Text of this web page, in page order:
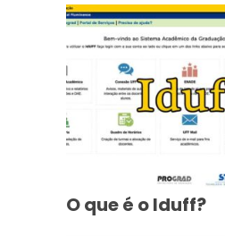
O que é o Iduff?